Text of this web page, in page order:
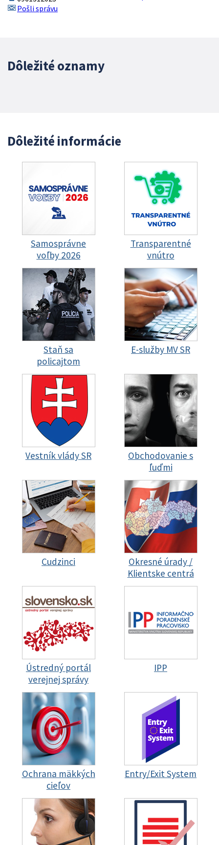
Pošli správu
Dôležité oznamy
Dôležité informácie
Samosprávne
voľby 2026
Transparentné
vnútro
Staň sa
policajtom
E-služby MV SR
Vestník vlády SR
Obchodovanie s
ľuďmi
Cudzinci
Okresné úrady /
Klientske centrá
Ústredný portál
verejnej správy
IPP
Ochrana mäkkých
cieľov
Entry/Exit System